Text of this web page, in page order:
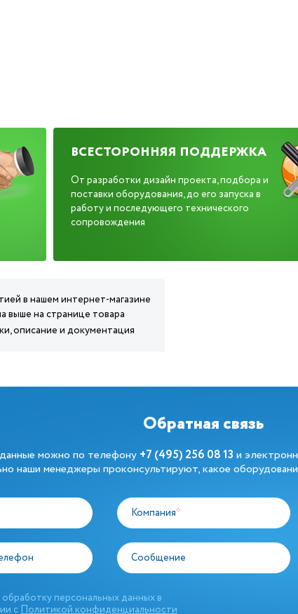
ВСЕСТОРОННЯЯ ПОДДЕРЖКА
От разработки дизайн проекта, подбора и
поставки оборудования, до его запуска в
работу и последующего технического
сопровождения
в нашем интернет-магазине
выше на странице товара
описание и документация
Обратная связь
можно по телефону +7 (495) 256 08 13 и
наши менеджеры проконсультируют, какое
Компания*
Сообщение
обработку персональных данных в
сПолитикой конфиденциальности